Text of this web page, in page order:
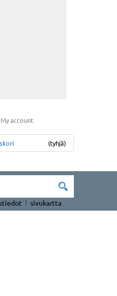
My account
(tyhjä)
sivukartta